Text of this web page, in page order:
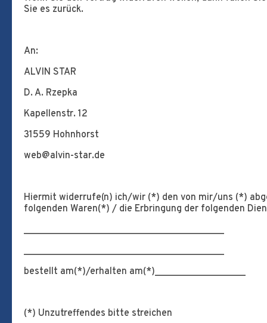
Sie es zurück.
An:
ALVIN STAR
D. A. Rzepka
Kapellenstr. 12
31559 Hohnhorst
web@alvin-star.de
Hiermit widerrufe(n) ich/wir (*) den von mir/uns (*)
folgenden Waren(*) / die Erbringung der folgenden
__________________________________________
__________________________________________
bestellt am(*)/erhalten am(*)___________________
(*) Unzutreffendes bitte streichen